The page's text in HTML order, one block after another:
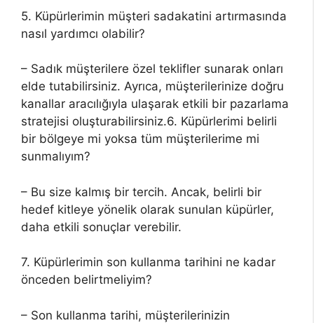
5. Küpürlerimin müşteri sadakatini artırmasında
nasıl yardımcı olabilir?
– Sadık müşterilere özel teklifler sunarak onları
elde tutabilirsiniz. Ayrıca, müşterilerinize doğru
kanallar aracılığıyla ulaşarak etkili bir pazarlama
stratejisi oluşturabilirsiniz.6. Küpürlerimi belirli
bir bölgeye mi yoksa tüm müşterilerime mi
sunmalıyım?
– Bu size kalmış bir tercih. Ancak, belirli bir
hedef kitleye yönelik olarak sunulan küpürler,
daha etkili sonuçlar verebilir.
7. Küpürlerimin son kullanma tarihini ne kadar
önceden belirtmeliyim?
– Son kullanma tarihi, müşterilerinizin